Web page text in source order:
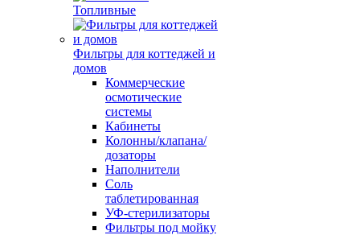
Топливные
Фильтры для коттеджей и
домов
Коммерческие
осмотические
системы
Кабинеты
Колонны/клапана/
дозаторы
Наполнители
Соль
таблетированная
УФ-стерилизаторы
Фильтры под мойку